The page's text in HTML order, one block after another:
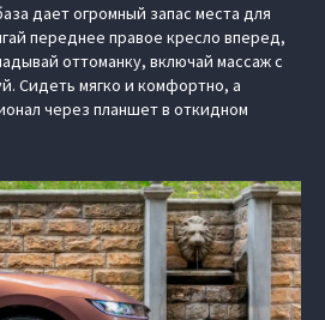
дает огромный запас места для
переднее правое кресло вперед,
оттоманку, включай массаж с
Сидеть мягко и комфортно, а
через планшет в откидном